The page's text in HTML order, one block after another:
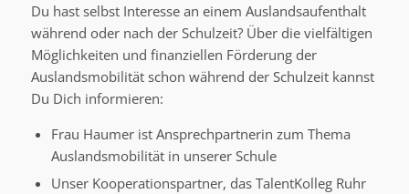
Du hast selbst Interesse an einem Auslandsaufenthalt
während oder nach der Schulzeit? Über die vielfältigen
Möglichkeiten und finanziellen Förderung der
Auslandsmobilität schon während der Schulzeit kannst
Du Dich informieren:
Frau Haumer ist Ansprechpartnerin zum Thema
Auslandsmobilität in unserer Schule
Unser Kooperationspartner, das TalentKolleg Ruhr